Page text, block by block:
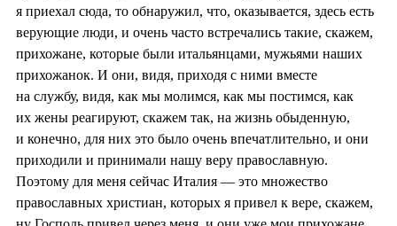
я приехал сюда, то обнаружил, что, оказывается, здесь есть
верующие люди, и очень часто встречались такие, скажем,
прихожане, которые были итальянцами, мужьями наших
прихожанок. И они, видя, приходя с ними вместе
на службу, видя, как мы молимся, как мы постимся, как
их жены реагируют, скажем так, на жизнь обыденную,
и конечно, для них это было очень впечатлительно, и они
приходили и принимали нашу веру православную.
Поэтому для меня сейчас Италия — это множество
православных христиан, которых я привел к вере, скажем,